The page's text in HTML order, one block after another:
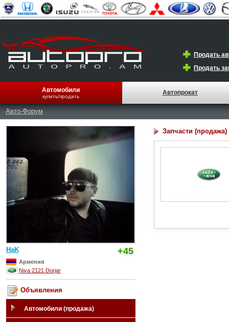
Продать
Продать
Автомобили
купить/продать
Автопрокат
Авто-Форум
HaK +45
Армения
Niva 2121 Dorjar
Объявления
Автомобили (продажа)
Запчасти (продажа)